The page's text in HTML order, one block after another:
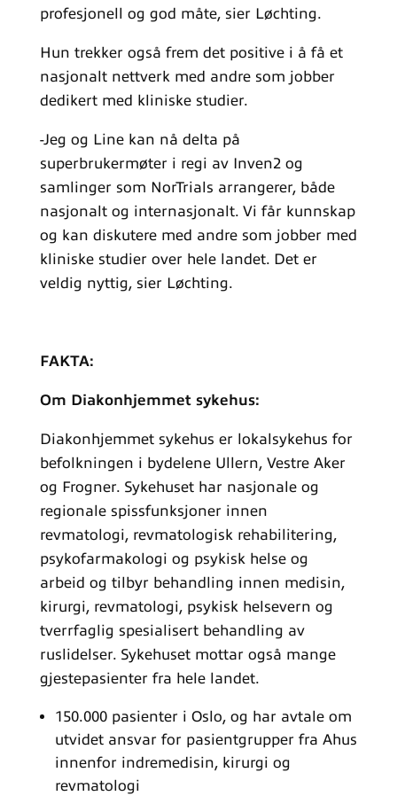
profesjonell og god måte, sier Løchting.
Hun trekker også frem det positive i å få et
nasjonalt nettverk med andre som jobber
dedikert med kliniske studier.
-Jeg og Line kan nå delta på
superbrukermøter i regi av Inven2 og
samlinger som NorTrials arrangerer, både
nasjonalt og internasjonalt. Vi får kunnskap
og kan diskutere med andre som jobber med
kliniske studier over hele landet. Det er
veldig nyttig, sier Løchting.
FAKTA:
Om Diakonhjemmet sykehus:
Diakonhjemmet sykehus er lokalsykehus for
befolkningen i bydelene Ullern, Vestre Aker
og Frogner. Sykehuset har nasjonale og
regionale spissfunksjoner innen
revmatologi, revmatologisk rehabilitering,
psykofarmakologi og psykisk helse og
arbeid og tilbyr behandling innen medisin,
kirurgi, revmatologi, psykisk helsevern og
tverrfaglig spesialisert behandling av
ruslidelser. Sykehuset mottar også mange
gjestepasienter fra hele landet.
150.000 pasienter i Oslo, og har avtale om
utvidet ansvar for pasientgrupper fra Ahus
innenfor indremedisin, kirurgi og
revmatologi